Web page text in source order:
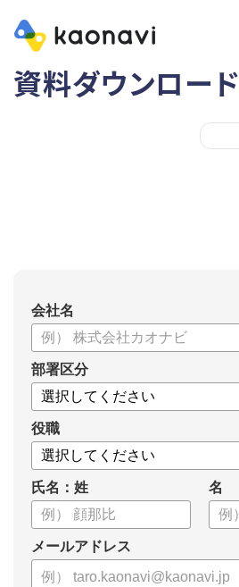
資料ダウンロード
会社名
部署区分
役職
氏名：姓 名
メールアドレス